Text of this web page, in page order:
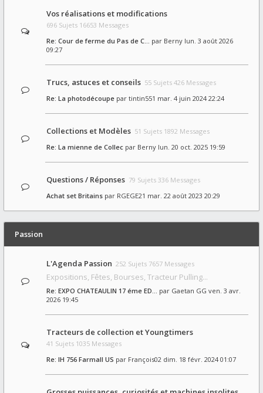
Vos réalisations et modifications
696 Sujets 16653 Messages
Re: Cour de ferme du Pas de C… par Berny lun. 3 août 2026
09:27
Trucs, astuces et conseils 55 Sujets 426 Messages
Re: La photodécoupe par tintin551 mar. 4 juin 2024 22:24
Collections et Modèles 51 Sujets 1892 Messages
Re: La mienne de Collec par Berny lun. 20 oct. 2025 19:59
Questions / Réponses 79 Sujets 336 Messages
Achat set Britains par RGEGE21 mar. 22 août 2023 20:29
Passion
L'Agenda Passion 252 Sujets 7657 Messages
Expositions, Fêtes, Bourses, Tracteur Pulling...
Re: EXPO CHATEAULIN 17 éme ED… par Gaetan GG ven. 3 avr.
2026 19:45
Tracteurs de collection et Youngtimers
41 Sujets 1035 Messages
Re: IH 756 Farmall US par François02 dim. 18 févr. 2024 01:07